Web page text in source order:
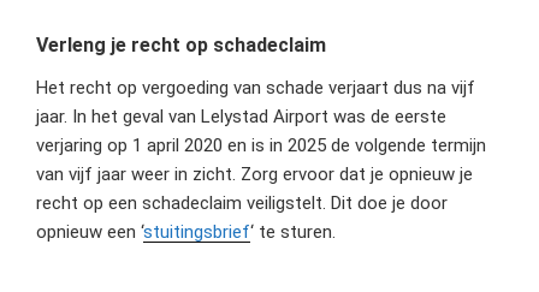
Verleng je recht op schadeclaim
Het recht op vergoeding van schade verjaart dus na vijf
jaar. In het geval van Lelystad Airport was de eerste
verjaring op 1 april 2020 en is in 2025 de volgende termijn
van vijf jaar weer in zicht. Zorg ervoor dat je opnieuw je
recht op een schadeclaim veiligstelt. Dit doe je door
opnieuw een ‘stuitingsbrief‘ te sturen.